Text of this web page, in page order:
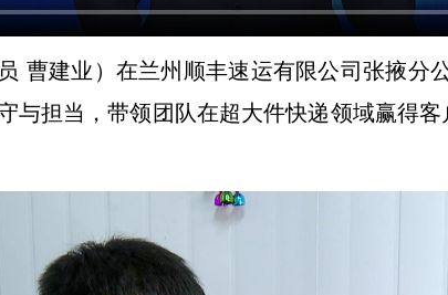
曹建业）在兰州顺丰速运有限公司张掖
与担当，带领团队在超大件快递领域赢得